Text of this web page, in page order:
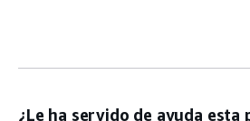
¿Le ha servido de ayuda esta